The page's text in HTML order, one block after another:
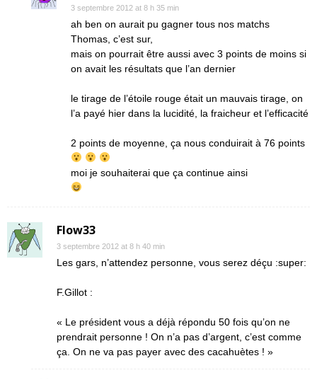
3 septembre 2012 at 8 h 35 min
ah ben on aurait pu gagner tous nos matchs
Thomas, c’est sur,
mais on pourrait être aussi avec 3 points de moins si
on avait les résultats que l’an dernier
le tirage de l’étoile rouge était un mauvais tirage, on
l’a payé hier dans la lucidité, la fraicheur et l’efficacité
2 points de moyenne, ça nous conduirait à 76 points
moi je souhaiterai que ça continue ainsi
Flow33
3 septembre 2012 at 8 h 40 min
Les gars, n’attendez personne, vous serez déçu :super:
F.Gillot :
« Le président vous a déjà répondu 50 fois qu’on ne
prendrait personne ! On n’a pas d’argent, c’est comme
ça. On ne va pas payer avec des cacahuètes ! »